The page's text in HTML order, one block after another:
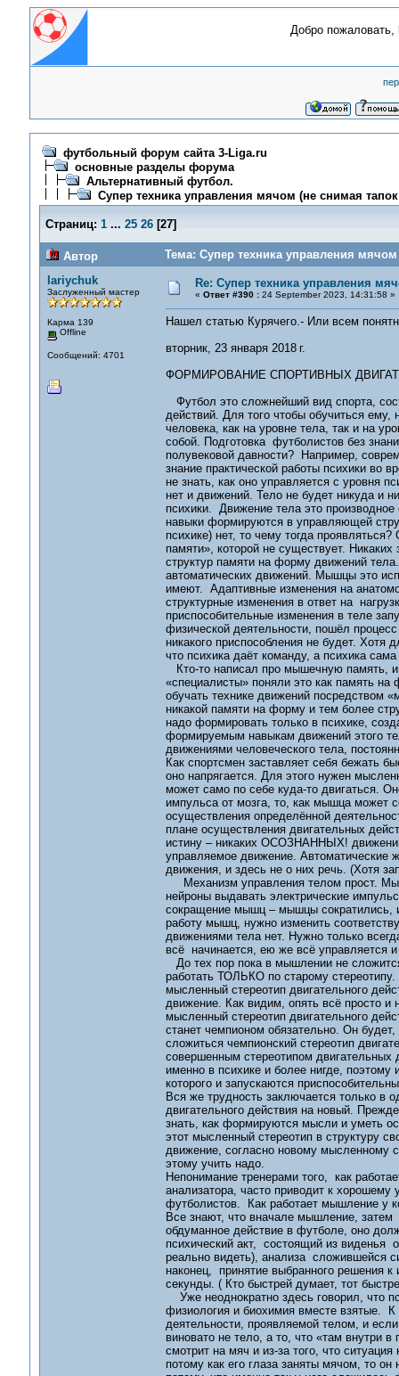
Добро пожаловать,
футбольный форум сайта 3-Liga.ru
основные разделы форума
Альтернативный футбол.
Супер техника управления мячом (не снимая
Страниц: 1 ... 25 26[27]
Автор
Тема: Супер техника управления
lariychuk
Заслуженный мастер
Карма 139
Offline
Сообщений: 4701
Re: Супер техника управления
« Ответ #390 :24 September 2023, 14:31:58 »
Нашел статью Курячего.- Или всем
вторник, 23 января 2018 г.
ФОРМИРОВАНИЕ СПОРТИВНЫХ
Футбол это сложнейший вид спорта,
действий. Для того чтобы обучиться ему,
человека, как на уровне тела, так и на
собой. Подготовка футболистов без
полувековой давности? Например,
знание практической работы психики во
не знать, как оно управляется с
нет и движений. Тело не будет никуда и
психики. Движение тела это
навыки формируются в управляющей
психике) нет, то чему тогда
памяти», которой не существует.
структур памяти на форму движений
автоматических движений. Мышцы это
имеют. Адаптивные изменения на
структурные изменения в ответ на
приспособительные изменения в теле
физической деятельности, пошёл
никакого приспособления не будет. Хотя
что психика даёт команду, а психика
Кто-то написал про мышечную память,
«специалисты» поняли это как память
обучать технике движений посредством
никакой памяти на форму и тем более
надо формировать только в психике,
формируемым навыкам движений этого
движениями человеческого тела,
Как спортсмен заставляет себя бежать
оно напрягается. Для этого нужен
может само по себе куда-то двигаться.
импульса от мозга, то, как мышца может
осуществления определённой
плане осуществления двигательных
истину – никаких ОСОЗНАННЫХ!
управляемое движение. Автоматические
движения, и здесь не о них речь. (Хотя
Механизм управления телом прост.
нейроны выдавать электрические
сокращение мышц – мышцы сократились,
работу мышц, нужно изменить
движениями тела нет. Нужно только
всё начинается, ею же всё управляется
До тех пор пока в мышлении не
работать ТОЛЬКО по старому
мысленный стереотип двигательного
движение. Как видим, опять всё просто и
мысленный стереотип двигательного
станет чемпионом обязательно. Он
сложиться чемпионский стереотип
совершенным стереотипом двигательных
именно в психике и более нигде,
которого и запускаются
Вся же трудность заключается только в
двигательного действия на новый.
знать, как формируются мысли и уметь
этот мысленный стереотип в структуру
движение, согласно новому мысленному
этому учить надо.
Непонимание тренерами того, как
анализатора, часто приводит к
футболистов. Как работает мышление у
Все знают, что вначале мышление, затем
обдуманное действие в футболе, оно
психический акт, состоящий из виденья
реально видеть), анализа сложившейся
наконец, принятие выбранного решения
секунды. ( Кто быстрей думает, тот
Уже неоднократно здесь говорил, что
физиология и биохимия вместе взятые.
деятельности, проявляемой телом, и
виновато не тело, а то, что «там внутри
смотрит на мяч и из-за того, что
потому как его глаза заняты мячом, то